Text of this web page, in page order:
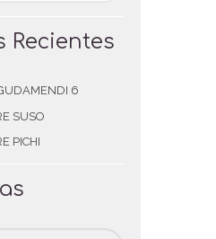
Recientes
6
SUSO
PICHI